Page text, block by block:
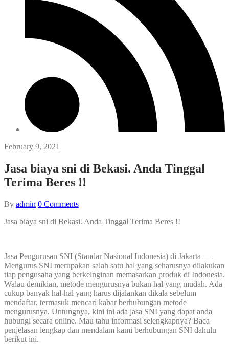
February 9, 2021
Jasa biaya sni di Bekasi. Anda Tinggal
Terima Beres !!
By admin 0 Comments
Jasa biaya sni di Bekasi. Anda Tinggal Terima Beres !!
Jasa Pengurusan SNI (Standar Nasional Indonesia) di Jakarta —
Mengurus SNI merupakan salah satu hal yang seharusnya dilakukan
tiap pengusaha yang berkeinginan memasarkan produk di Indonesia.
Walau demikian, metode mengurusnya bukan hal yang mudah. Ada
cukup banyak hal-hal yang harus dijalankan dikala sebelum
mendaftar, termasuk mencari kabar berhubungan metode
mengurusnya. Untungnya, kini ini ada jasa SNI yang dapat anda
hubungi secara online. Mau tahu informasi selengkapnya? Baca
penjelasan lengkap dan mendalam kami berhubungan SNI dahulu
berikut ini.